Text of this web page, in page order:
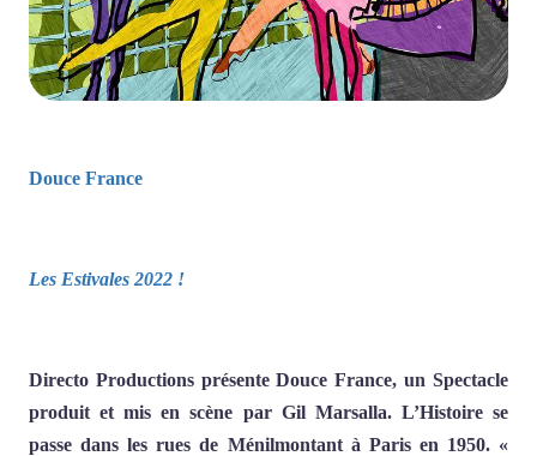
Douce France
Les Estivales 2022 !
Directo Productions présente Douce France, un Spectacle
produit et mis en scène par Gil Marsalla. L’Histoire se
passe dans les rues de Ménilmontant à Paris en 1950. «